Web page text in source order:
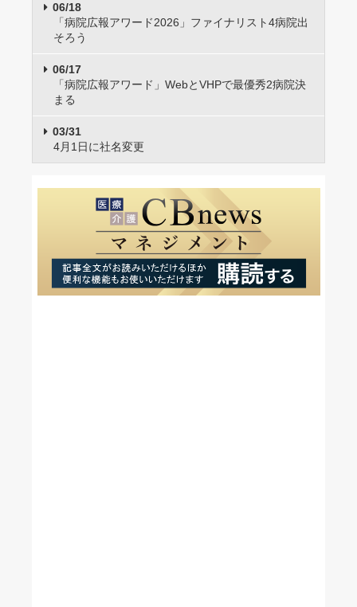
06/18
「病院広報アワード2026」ファイナリスト4病院出
そろう
06/17
「病院広報アワード」WebとVHPで最優秀2病院決
まる
03/31
4月1日に社名変更